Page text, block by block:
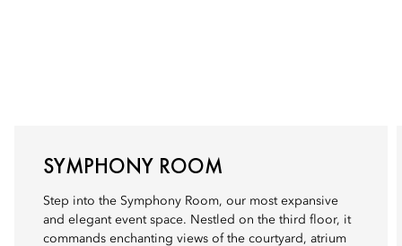
SYMPHONY ROOM
Step into the Symphony Room, our most expansive
and elegant event space. Nestled on the third floor, it
commands enchanting views of the courtyard, atrium